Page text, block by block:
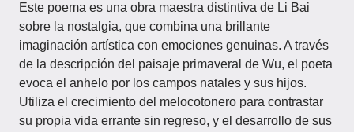
Este poema es una obra maestra distintiva de Li Bai
sobre la nostalgia, que combina una brillante
imaginación artística con emociones genuinas. A través
de la descripción del paisaje primaveral de Wu, el poeta
evoca el anhelo por los campos natales y sus hijos.
Utiliza el crecimiento del melocotonero para contrastar
su propia vida errante sin regreso, y el desarrollo de sus